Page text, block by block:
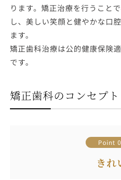
ります。矯正治療を行うこと
し、美しい笑顔と健やかな口
ます。
矯正歯科治療は公的健康保険
です。
矯正歯科のコンセプト
Point
きれ